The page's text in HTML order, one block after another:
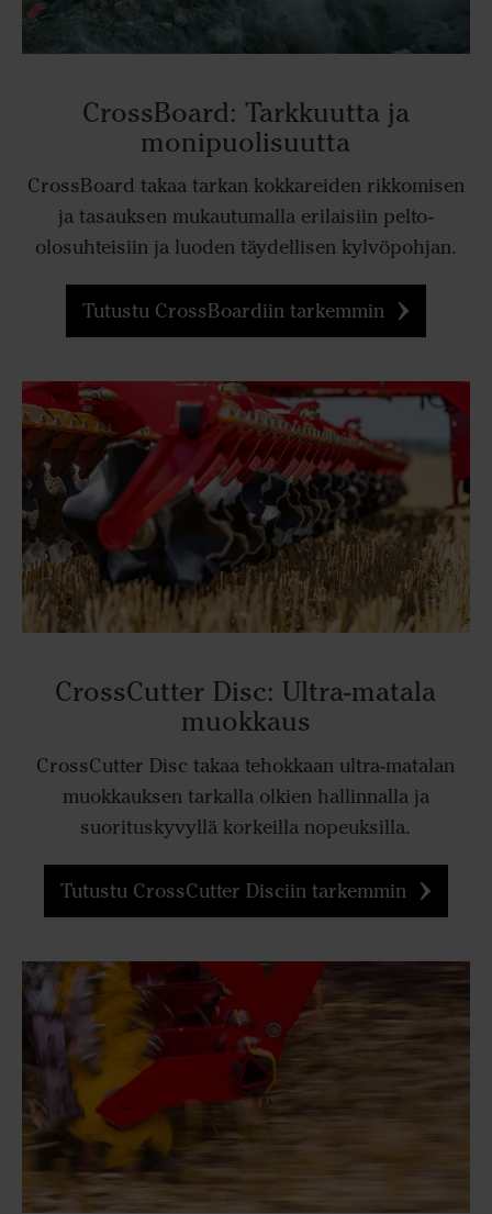
CrossBoard: Tarkkuutta ja
monipuolisuutta
CrossBoard takaa tarkan kokkareiden rikkomisen
ja tasauksen mukautumalla erilaisiin pelto-
olosuhteisiin ja luoden täydellisen kylvöpohjan.
Tutustu CrossBoardiin tarkemmin
CrossCutter Disc: Ultra-matala
muokkaus
CrossCutter Disc takaa tehokkaan ultra-matalan
muokkauksen tarkalla olkien hallinnalla ja
suorituskyvyllä korkeilla nopeuksilla.
Tutustu CrossCutter Disciin tarkemmin